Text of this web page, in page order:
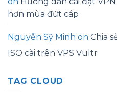
hơn mùa đứt cáp
Nguyễn Sỹ Minh on Chia
ISO cài trên VPS Vultr
TAG CLOUD